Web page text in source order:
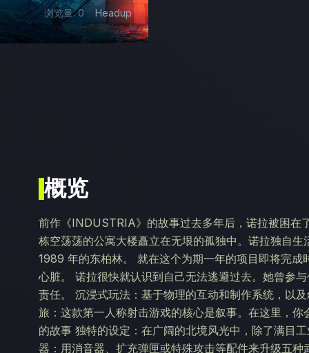
浏览量: 0 Headup
概览
前作《INDUSTRIA》的故事过去多年后，诺拉被困在
栋空荡荡的公寓大楼矗立在无垠的孤独中。诺拉独自
1989 年的东柏林。 就在这个为期一年的项目即将完
心脏。 诺拉很快就认识到自己无法逃避过去。她曾参
责任。 沉浸式玩法：基于物理的互动和制作系统，以
旅：这款第一人称射击游戏的核心是叙事。在这里，
的故事 独特的设定：在广阔的北境风光中，除了满目
器：用消音器、扩充弹匣或特殊攻击等配件来升级五